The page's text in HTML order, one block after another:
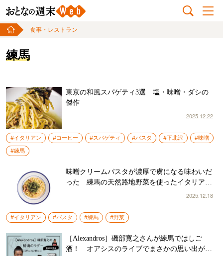
食事・レストラン
練馬
東京の和風スパゲティ3選 塩・味噌・ダシの
傑作
2025.12.22
#イタリアン #コーヒー #スパゲティ #パスタ #下北沢
#味噌
#練馬
味噌クリームパスタが濃厚で虜になる味わいだ
った 練馬の天然路地野菜を使ったイタリアン
2025.12.18
#イタリアン #パスタ #練馬 #野菜
［Alexandros］磯部寛之さんが練馬ではしご
酒！ オアシスのライブでまさかの思い出があ